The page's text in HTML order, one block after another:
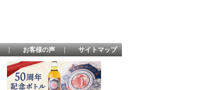
｜ お客様の声 ｜ サイトマップ